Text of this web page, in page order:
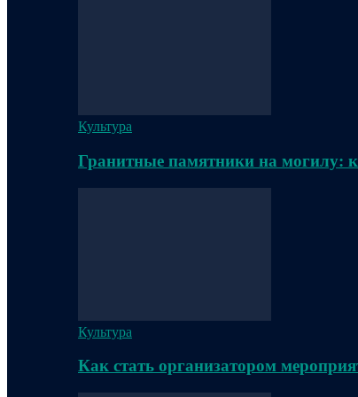
Культура
Гранитные памятники на могилу:
Культура
Как стать организатором